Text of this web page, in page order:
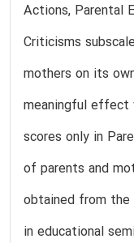
Actions, Parental
Criticisms
mothers on its
meaningful effect
scores only in
of parents and
obtained from the
in educational